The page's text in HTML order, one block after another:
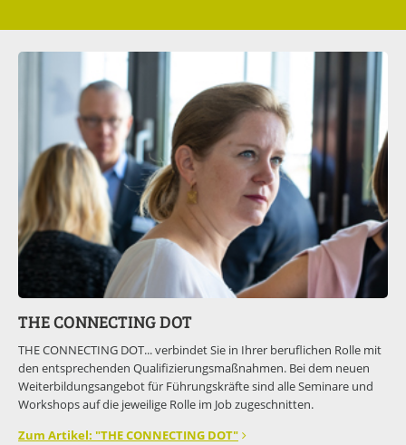
THE CONNECTING DOT
THE CONNECTING DOT... verbindet Sie in Ihrer beruflichen Rolle mit
den entsprechenden Qualifizierungsmaßnahmen. Bei dem neuen
Weiterbildungsangebot für Führungskräfte sind alle Seminare und
Workshops auf die jeweilige Rolle im Job zugeschnitten.
Zum Artikel: "THE CONNECTING DOT"